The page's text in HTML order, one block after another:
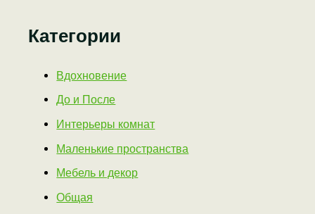
Категории
Вдохновение
До и После
Интерьеры комнат
Маленькие пространства
Мебель и декор
Общая